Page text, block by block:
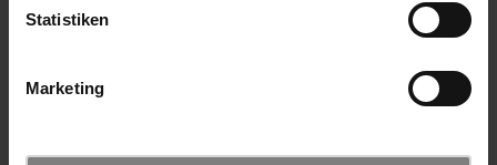
Statistiken
Marketing